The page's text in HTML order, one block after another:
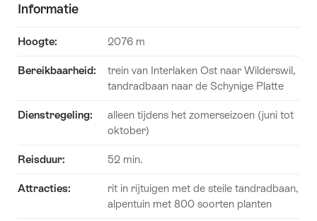
Informatie
Hoogte: 2076 m
Bereikbaarheid:
trein van Interlaken Ost naar Wilderswil,
tandradbaan naar de Schynige Platte
Dienstregeling:
alleen tijdens het zomerseizoen (juni tot
oktober)
Reisduur: 52 min.
Attracties:
rit in rijtuigen met de steile tandradbaan,
alpentuin met 800 soorten planten